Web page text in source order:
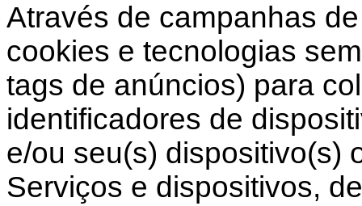
Através de campanhas
cookies e tecnologias
tags de anúncios) para
identificadores de
e/ou seu(s) dispositivo(s)
Serviços e dispositivos,